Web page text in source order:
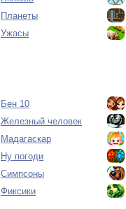
Планеты
Ужасы
Бен 10
Железный человек
Мадагаскар
Ну погоди
Симпсоны
Фиксики